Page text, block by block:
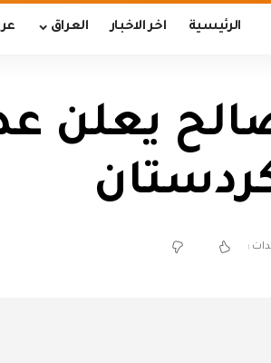
الرئيسية اخر الاخبار العراق
يعلن